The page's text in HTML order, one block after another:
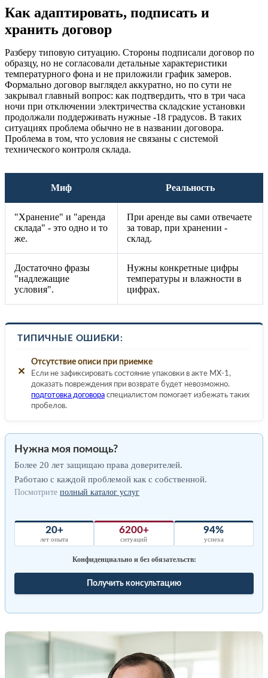
Как адаптировать, подписать и
хранить договор
Разберу типовую ситуацию. Стороны подписали договор по
образцу, но не согласовали детальные характеристики
температурного фона и не приложили график замеров.
Формально договор выглядел аккуратно, но по сути не
закрывал главный вопрос: как подтвердить, что в три часа
ночи при отключении электричества складские установки
продолжали поддерживать нужные -18 градусов. В таких
ситуациях проблема обычно не в названии договора.
Проблема в том, что условия не связаны с системой
технического контроля склада.
Миф Реальность
"Хранение" и "аренда
склада" - это одно и то
же.
При аренде вы сами отвечаете
за товар, при хранении -
склад.
Достаточно фразы
"надлежащие
условия".
Нужны конкретные цифры
температуры и влажности в
цифрах.
ТИПИЧНЫЕ ОШИБКИ:
✕
Отсутствие описи при приемке
Если не зафиксировать состояние упаковки в акте МХ-1,
доказать повреждения при возврате будет невозможно.
подготовка договора специалистом помогает избежать таких
пробелов.
Нужна моя помощь?
Более 20 лет защищаю права доверителей.
Работаю с каждой проблемой как с собственной.
Посмотрите полный каталог услуг
20+
лет опыта
6200+
ситуаций
94%
успеха
Конфиденциально и без обязательств:
Получить консультацию